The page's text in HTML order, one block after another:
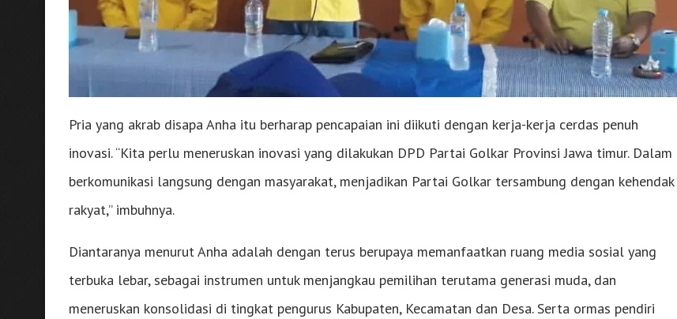
Pria yang akrab disapa Anha itu berharap pencapaian ini diikuti dengan kerja-kerja cerdas penuh
inovasi. “Kita perlu meneruskan inovasi yang dilakukan DPD Partai Golkar Provinsi Jawa timur. Dalam
berkomunikasi langsung dengan masyarakat, menjadikan Partai Golkar tersambung dengan kehendak
rakyat,” imbuhnya.
Diantaranya menurut Anha adalah dengan terus berupaya memanfaatkan ruang media sosial yang
terbuka lebar, sebagai instrumen untuk menjangkau pemilihan terutama generasi muda, dan
meneruskan konsolidasi di tingkat pengurus Kabupaten, Kecamatan dan Desa. Serta ormas pendiri